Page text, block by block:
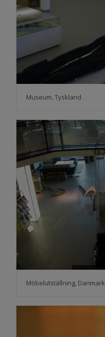
Museum, Tyskland
Möbelutställning, Danmark